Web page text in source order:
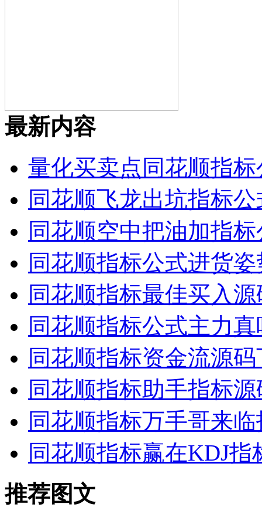
最新内容
量化买卖点同花顺指
同花顺飞龙出坑指标
同花顺空中把油加指
同花顺指标公式进货
同花顺指标最佳买入
同花顺指标公式主力
同花顺指标资金流源
同花顺指标助手指标
同花顺指标万手哥来
同花顺指标赢在KDJ指
推荐图文